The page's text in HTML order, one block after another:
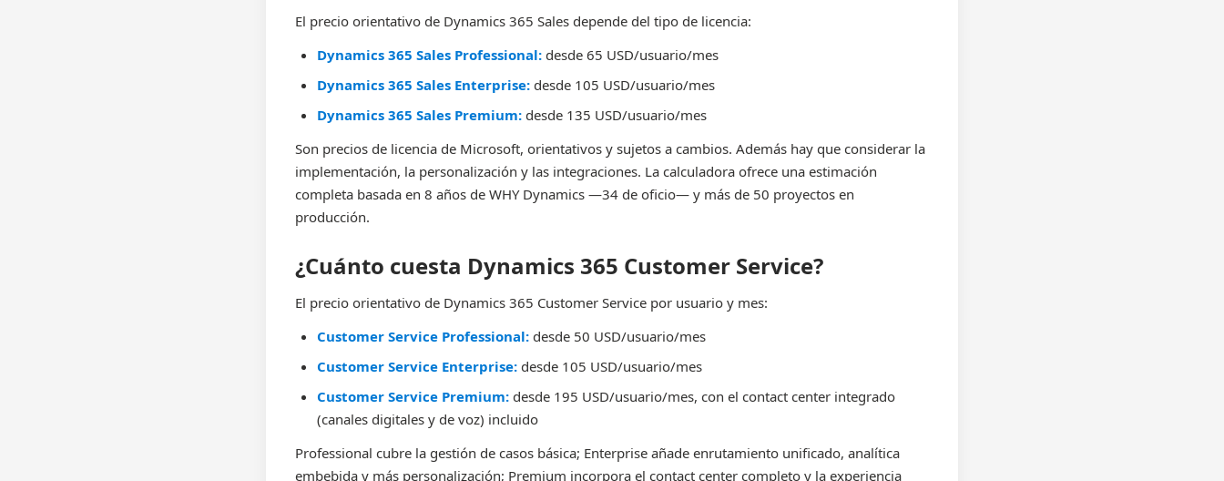
El precio orientativo de Dynamics 365 Sales depende del tipo de licencia:
Dynamics 365 Sales Professional: desde 65 USD/usuario/mes
Dynamics 365 Sales Enterprise: desde 105 USD/usuario/mes
Dynamics 365 Sales Premium: desde 135 USD/usuario/mes
Son precios de licencia de Microsoft, orientativos y sujetos a cambios. Además hay que considerar la
implementación, la personalización y las integraciones. La calculadora ofrece una estimación
completa basada en 8 años de WHY Dynamics —34 de oficio— y más de 50 proyectos en
producción.
¿Cuánto cuesta Dynamics 365 Customer Service?
El precio orientativo de Dynamics 365 Customer Service por usuario y mes:
Customer Service Professional: desde 50 USD/usuario/mes
Customer Service Enterprise: desde 105 USD/usuario/mes
Customer Service Premium: desde 195 USD/usuario/mes, con el contact center integrado
(canales digitales y de voz) incluido
Professional cubre la gestión de casos básica; Enterprise añade enrutamiento unificado, analítica
embebida y más personalización; Premium incorpora el contact center completo y la experiencia